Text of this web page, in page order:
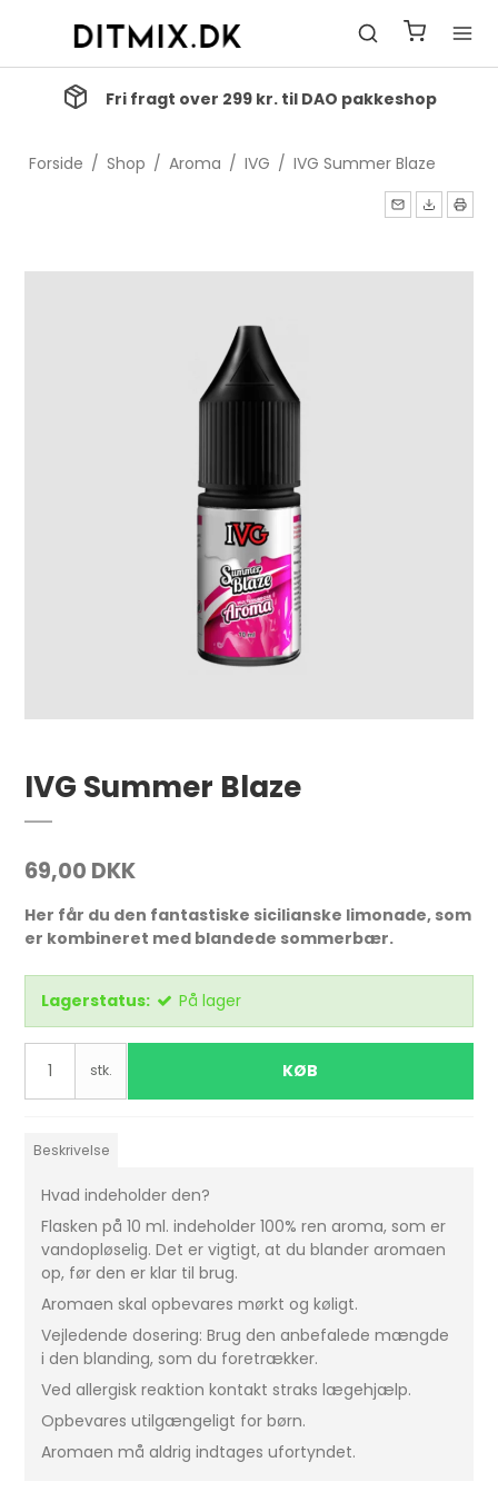
Fri fragt over 299 kr. til DAO pakkeshop
Forside / Shop / Aroma / IVG / IVG Summer Blaze
IVG Summer Blaze
69,00 DKK
Her får du den fantastiske sicilianske limonade, som
er kombineret med blandede sommerbær.
Lagerstatus: På lager
stk. KØB
Beskrivelse
Hvad indeholder den?
Flasken på 10 ml. indeholder 100% ren aroma, som er
vandopløselig. Det er vigtigt, at du blander aromaen
op, før den er klar til brug.
Aromaen skal opbevares mørkt og køligt.
Vejledende dosering: Brug den anbefalede mængde
i den blanding, som du foretrækker.
Ved allergisk reaktion kontakt straks lægehjælp.
Opbevares utilgængeligt for børn.
Aromaen må aldrig indtages ufortyndet.